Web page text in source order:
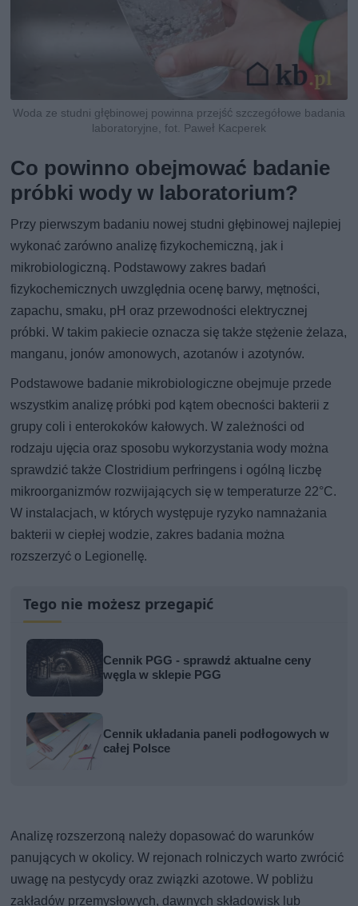
Woda ze studni głębinowej powinna przejść szczegółowe badania
laboratoryjne, fot. Paweł Kacperek
Co powinno obejmować badanie
próbki wody w laboratorium?
Przy pierwszym badaniu nowej studni głębinowej najlepiej
wykonać zarówno analizę fizykochemiczną, jak i
mikrobiologiczną. Podstawowy zakres badań
fizykochemicznych uwzględnia ocenę barwy, mętności,
zapachu, smaku, pH oraz przewodności elektrycznej
próbki. W takim pakiecie oznacza się także stężenie żelaza,
manganu, jonów amonowych, azotanów i azotynów.
Podstawowe badanie mikrobiologiczne obejmuje przede
wszystkim analizę próbki pod kątem obecności bakterii z
grupy coli i enterokoków kałowych. W zależności od
rodzaju ujęcia oraz sposobu wykorzystania wody można
sprawdzić także Clostridium perfringens i ogólną liczbę
mikroorganizmów rozwijających się w temperaturze 22°C.
W instalacjach, w których występuje ryzyko namnażania
bakterii w ciepłej wodzie, zakres badania można
rozszerzyć o Legionellę.
Tego nie możesz przegapić
Cennik PGG - sprawdź aktualne ceny
węgla w sklepie PGG
Cennik układania paneli podłogowych w
całej Polsce
Analizę rozszerzoną należy dopasować do warunków
panujących w okolicy. W rejonach rolniczych warto zwrócić
uwagę na pestycydy oraz związki azotowe. W pobliżu
zakładów przemysłowych, dawnych składowisk lub